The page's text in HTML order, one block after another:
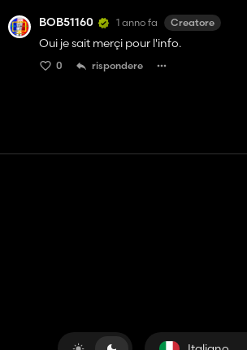
BOB51160 1 anno fa Creatore
Oui je sait merçi pour l'info.
0 rispondere